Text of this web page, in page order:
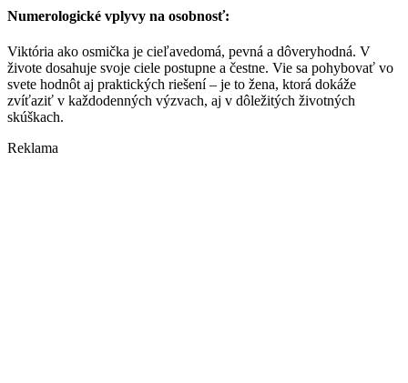
Numerologické vplyvy na osobnosť:
Viktória ako osmička je cieľavedomá, pevná a dôveryhodná. V
živote dosahuje svoje ciele postupne a čestne. Vie sa pohybovať vo
svete hodnôt aj praktických riešení – je to žena, ktorá dokáže
zvíťaziť v každodenných výzvach, aj v dôležitých životných
skúškach.
Reklama